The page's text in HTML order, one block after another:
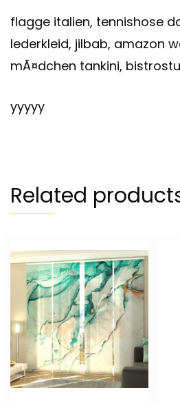
flagge italien, tennishose
lederkleid, jilbab, amazon
mÃ¤dchen tankini,
yyyyy
Related